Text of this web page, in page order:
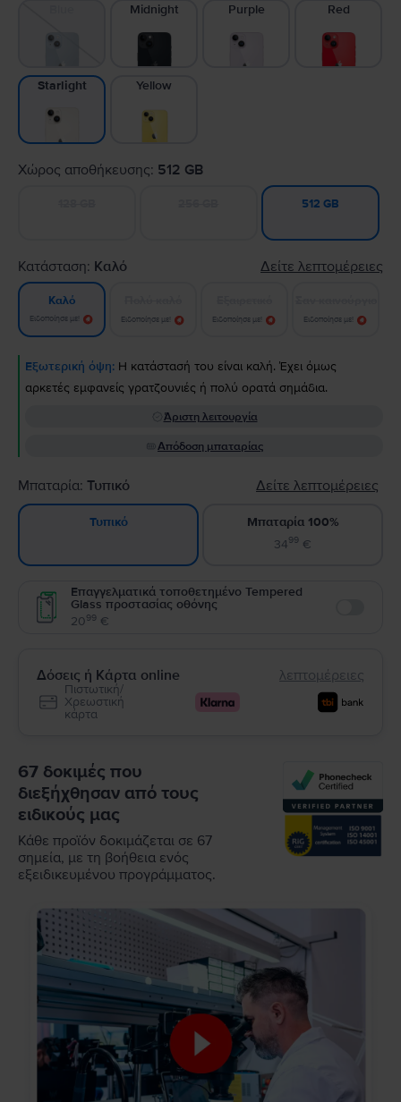
Midnight Purple Red
Starlight Yellow
Χώρος αποθήκευσης: 512 GB
512 GB
Κατάσταση: Καλό Δείτε λεπτομέρειες
Καλό
Ειδοποίησε με! Ειδοποίησε με! Ειδοποίησε με! Ειδοποίησε με!
Εξωτερική όψη: Η κατάστασή του είναι καλή. Έχει όμως
αρκετές εμφανείς γρατζουνιές ή πολύ ορατά σημάδια.
Άριστη λειτουργία
Απόδοση μπαταρίας
Μπαταρία: Τυπικό Δείτε λεπτομέρειες
Τυπικό
Μπαταρία 100%
3499 €
Επαγγελματικά τοποθετημένο Tempered
Glass προστασίας οθόνης
2099 €
Δόσεις ή Κάρτα online λεπτομέρειες
Πιστωτική/
Χρεωστική
κάρτα
67 δοκιμές που
διεξήχθησαν από τους
ειδικούς μας
Κάθε προϊόν δοκιμάζεται σε 67
σημεία, με τη βοήθεια ενός
εξειδικευμένου προγράμματος.